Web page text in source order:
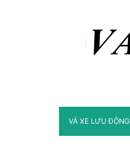
VÁ XE LƯU ĐỘNG